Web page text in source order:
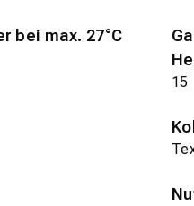
bei max. 27°C
15